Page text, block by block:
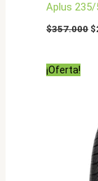
Aplus 235/
$357.000 El
$
¡Oferta!